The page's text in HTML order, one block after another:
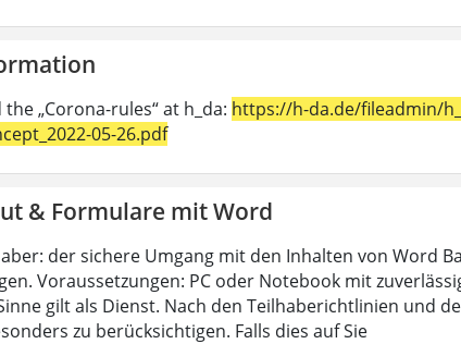
„Corona-rules“ at h_da: https://h-da.de/fileadmin/
05-26.pdf
& Formulare mit Word
der sichere Umgang mit den Inhalten von Word
Voraussetzungen: PC oder Notebook mit
gilt als Dienst. Nach den Teilhaberichtlinien und
zu berücksichtigen. Falls dies auf Sie